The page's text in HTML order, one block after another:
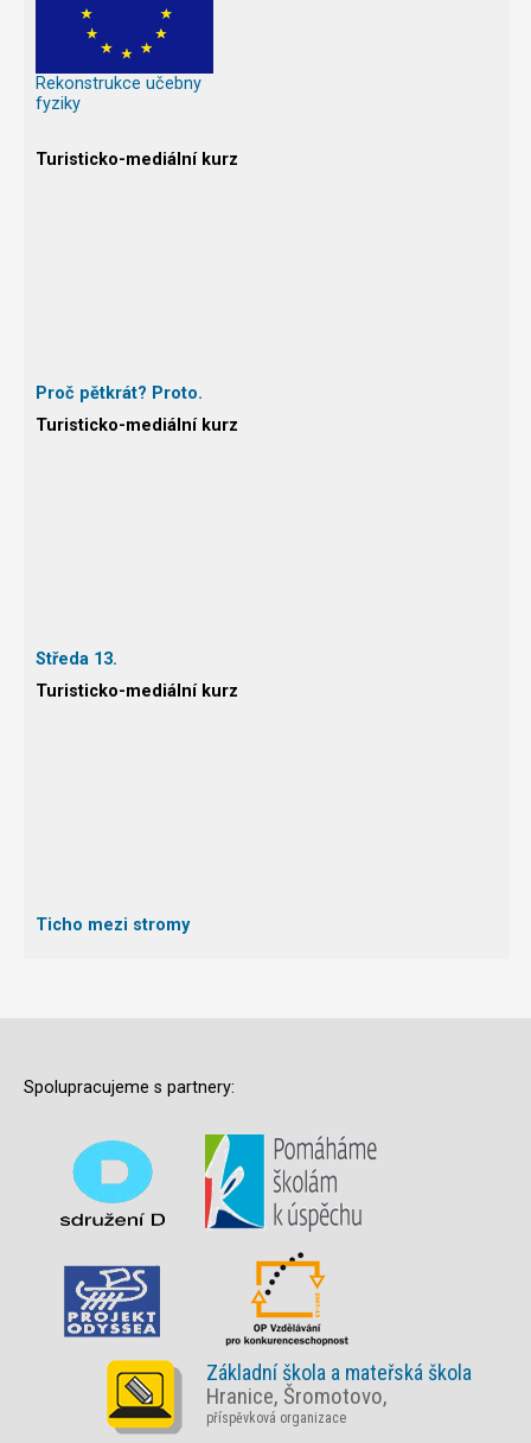
Rekonstrukce učebny
fyziky
Turisticko-mediální kurz
Proč pětkrát? Proto.
Turisticko-mediální kurz
Středa 13.
Turisticko-mediální kurz
Ticho mezi stromy
Spolupracujeme s partnery:
Základní škola a mateřská škola
Hranice, Šromotovo,
příspěvková organizace